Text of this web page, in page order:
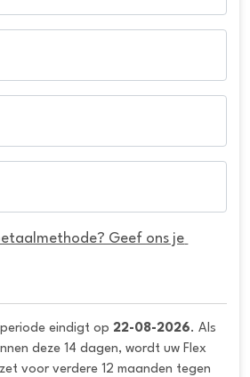
Geef ons je
eindigt op 22-08-2026. Als
deze 14 dagen, wordt uw Flex
voor verdere 12 maanden tegen